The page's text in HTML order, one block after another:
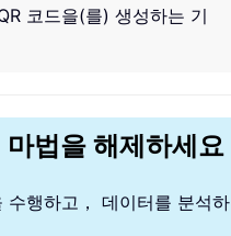
코드을(를) 생성하는 기
법을 해제하세요
수행하고， 데이터를 분석하